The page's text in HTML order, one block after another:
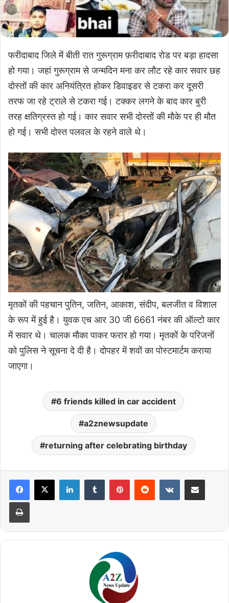
फरीदाबाद जिले में बीती रात गुरूग्राम फ़रीदाबाद रोड पर बड़ा हादसा
हो गया। जहां गुरूग्राम से जन्मदिन मना कर लौट रहे कार सवार छह
दोस्तों की कार अनियंत्रित होकर डिवाइडर से टकरा कर दूसरी
तरफ जा रहे ट्राले से टकरा गई। टक्कर लगने के बाद कार बुरी
तरह क्षतिग्रस्त हो गई। कार सवार सभी दोस्तों की मौके पर ही मौत
हो गई। सभी दोस्त पलवल के रहने वाले थे।
मृतकों की पहचान पुतिन, जतिन, आकाश, संदीप, बलजीत व विशाल
के रूप में हुई है। युवक एच आर 30 जी 6661 नंबर की ऑल्टो कार
में सवार थे। चालक मौका पाकर फरार हो गया। मृतकों के परिजनों
को पुलिस ने सूचना दे दी है। दोपहर में शवों का पोस्टमार्टम कराया
जाएगा।
6 friends killed in car accident
a2znewsupdate
returning after celebrating birthday